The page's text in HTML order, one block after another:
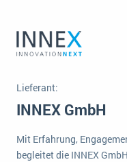
Datenintegration
SAP investiert mit zwei
Lieferant:
INNEX GmbH
Mit Erfahrung,
begleitet die INNEX